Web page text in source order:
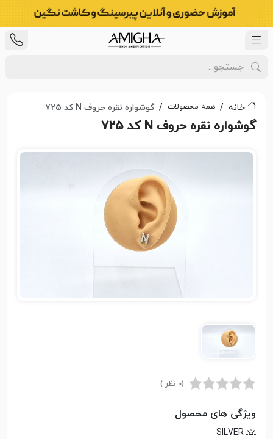
خانه همه محصولات گوشواره نقره حروف N کد 725
گوشواره نقره حروف N کد 725
(0 نظر )
ویژگی های محصول
SILVER